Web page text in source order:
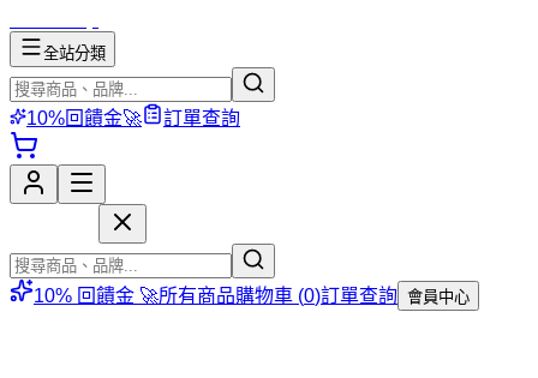
全站分類
10%回饋金🚀 訂單查詢
10% 回饋金 🚀所有商品購物車 (0)訂單查詢 會員中心